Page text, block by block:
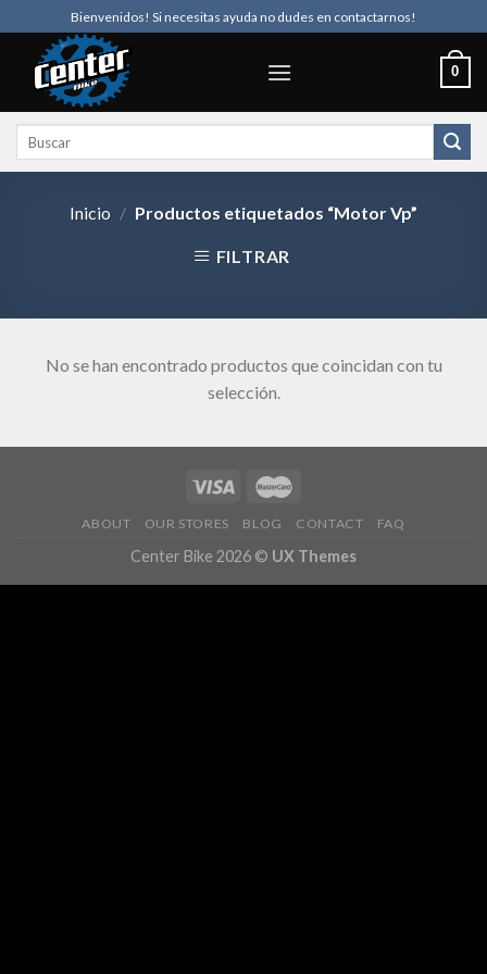
to
content
Bienvenidos! Si necesitas ayuda no dudes en contactarnos!
0
Inicio / Productos etiquetados “Motor Vp”
FILTRAR
No se han encontrado productos que coincidan con tu
selección.
ABOUT OUR STORES BLOG CONTACT FAQ
Center Bike 2026 © UX Themes